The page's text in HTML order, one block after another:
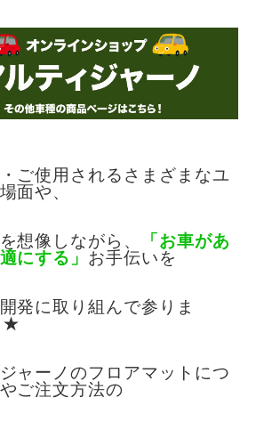
ご使用されるさまざまなユ
面や、
想像しながら、
「お車があ
にする 」 お手伝いを
発に取り組んで参りま
★
ャーノのフロアマットにつ
ご注文方法の